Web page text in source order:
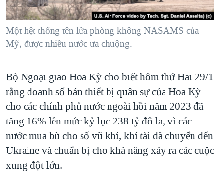
SỨC KHOẺ
VĂN HOÁ
THỂ THAO
NGÀY TỊ NẠN THẾ GIỚI
GROUND ZERO – XƯA VÀ NAY
CÁC GIÁ TRỊ CỘNG HÒA Ở VIỆT NAM
THƯỢNG ĐỈNH TRUMP-KIM TẠI VIỆT NAM
TRỊNH VĨNH BÌNH VS. CHÍNH PHỦ VIỆT NAM
NGƯ DÂN VIỆT VÀ LÀN SÓNG TRỘM HẢI SÂM
BÊN KIA QUỐC LỘ: TIẾNG VỌNG TỪ NÔNG THÔN MỸ
QUAN HỆ VIỆT MỸ
Ngôn ngữ khác
Một hệt thống tên lửa phòng không NASAMS của
Mỹ, được nhiều nước ưa chuộng.
Bộ Ngoại giao Hoa Kỳ cho biết hôm thứ Hai 29/1
rằng doanh số bán thiết bị quân sự của Hoa Kỳ
cho các chính phủ nước ngoài hồi năm 2023 đã
tăng 16% lên mức kỷ lục 238 tỷ đô la, vì các
nước mua bù cho số vũ khí, khí tài đã chuyển đến
Ukraine và chuẩn bị cho khả năng xảy ra các cuộc
xung đột lớn.